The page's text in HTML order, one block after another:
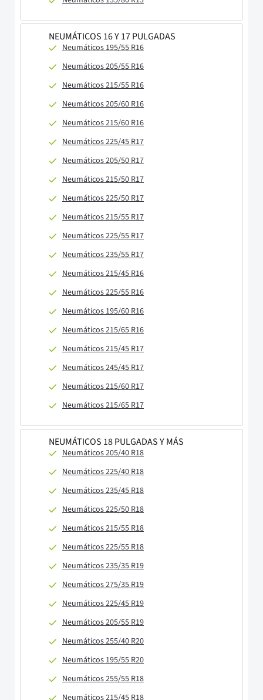
NEUMÁTICOS 16 Y 17 PULGADAS
Neumáticos 195/55 R16
Neumáticos 205/55 R16
Neumáticos 215/55 R16
Neumáticos 205/60 R16
Neumáticos 215/60 R16
Neumáticos 225/45 R17
Neumáticos 205/50 R17
Neumáticos 215/50 R17
Neumáticos 225/50 R17
Neumáticos 215/55 R17
Neumáticos 225/55 R17
Neumáticos 235/55 R17
Neumáticos 215/45 R16
Neumáticos 225/55 R16
Neumáticos 195/60 R16
Neumáticos 215/65 R16
Neumáticos 215/45 R17
Neumáticos 245/45 R17
Neumáticos 215/60 R17
Neumáticos 215/65 R17
NEUMÁTICOS 18 PULGADAS Y MÁS
Neumáticos 205/40 R18
Neumáticos 225/40 R18
Neumáticos 235/45 R18
Neumáticos 225/50 R18
Neumáticos 215/55 R18
Neumáticos 225/55 R18
Neumáticos 235/35 R19
Neumáticos 275/35 R19
Neumáticos 225/45 R19
Neumáticos 205/55 R19
Neumáticos 255/40 R20
Neumáticos 195/55 R20
Neumáticos 255/55 R18
Neumáticos 215/45 R18